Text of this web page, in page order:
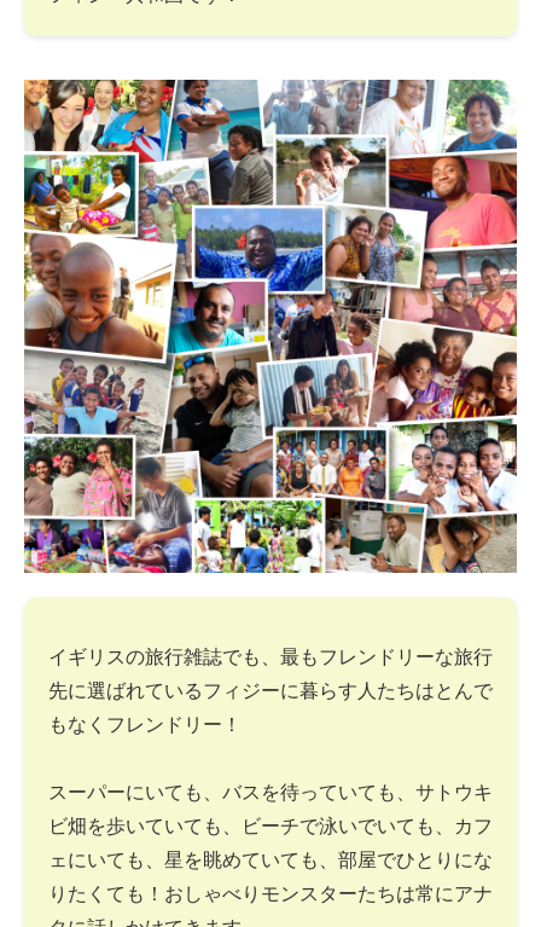
イギリスの旅行雑誌でも、最もフレンドリーな旅行
先に選ばれているフィジーに暮らす人たちはとんで
もなくフレンドリー！
スーパーにいても、バスを待っていても、サトウキ
ビ畑を歩いていても、ビーチで泳いでいても、カフ
ェにいても、星を眺めていても、部屋でひとりにな
りたくても！おしゃべりモンスターたちは常にアナ